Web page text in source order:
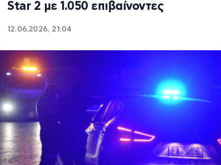
Star 2 με 1.050 επιβαίνοντες
12.06.2026, 21:04